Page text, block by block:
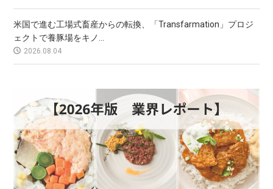
米国で進む工場式畜産からの転換、「Transfarmation」プロジ
ェクトで養豚場をキノ...
2026.08.04